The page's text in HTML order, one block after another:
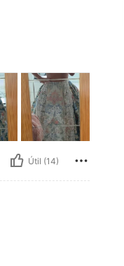
Útil (14)